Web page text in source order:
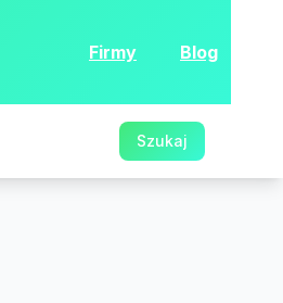
Firmy Blog
Szukaj